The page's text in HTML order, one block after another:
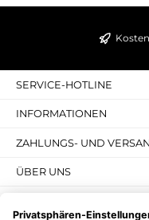
SERVICE-HOTLINE
INFORMATIONEN
ZAHLUNGS- UND
ÜBER UNS